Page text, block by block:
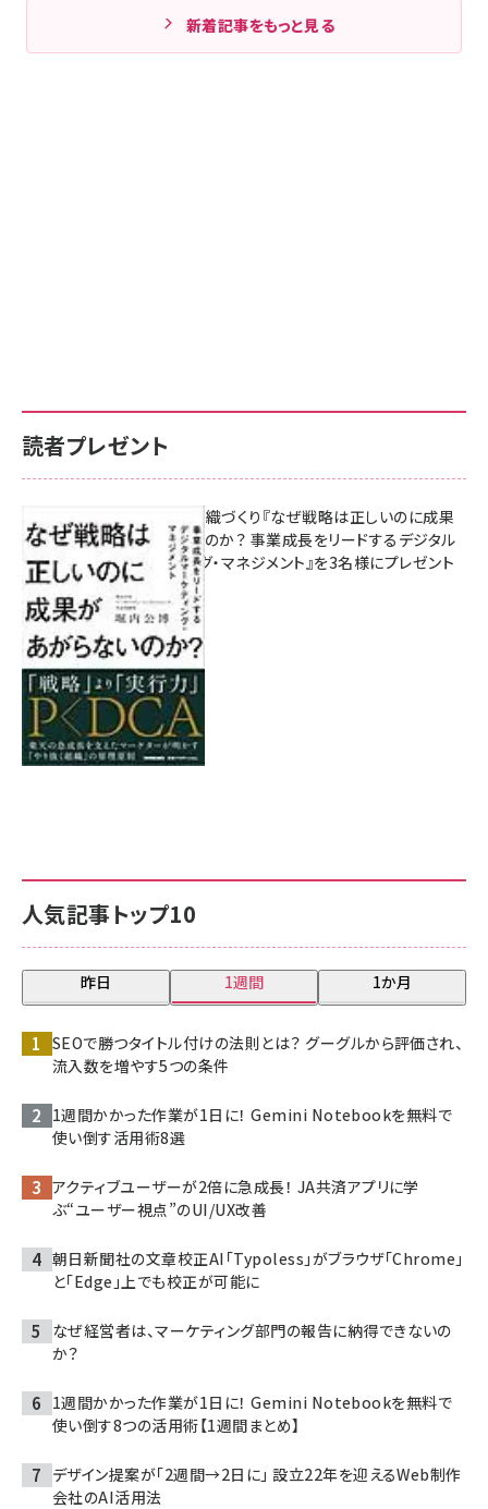
新着記事をもっと見る
人気記事トップ10
昨日 1週間 1か月
SEOで勝つタイトル付けの法則とは？ グーグルから評価され、
流入数を増やす5つの条件
1週間かかった作業が1日に！ Gemini Notebookを無料で
使い倒す活用術8選
アクティブユーザーが2倍に急成長！ JA共済アプリに学
ぶ“ユーザー視点”のUI/UX改善
朝日新聞社の文章校正AI「Typoless」がブラウザ「Chrome」
と「Edge」上でも校正が可能に
なぜ経営者は、マーケティング部門の報告に納得できないの
か？
1週間かかった作業が1日に！ Gemini Notebookを無料で
使い倒す8つの活用術【1週間まとめ】
デザイン提案が「2週間→2日に」 設立22年を迎えるWeb制作
会社のAI活用法
読者プレゼント
成果を生む組織づくり『なぜ戦略は正しいのに成果
があがらないのか？ 事業成長をリードするデジタル
マーケティング・マネジメント』を3名様にプレゼント
8月7日 10:00